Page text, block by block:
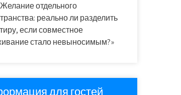
отдельного
реально ли разделить
если совместное
стало невыносимым?»
для гостей